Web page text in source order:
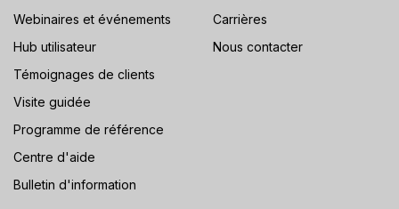
Webinaires et événements
Hub utilisateur
Témoignages de clients
Visite guidée
Programme de référence
Centre d'aide
Bulletin d'information
Carrières
Nous contacter